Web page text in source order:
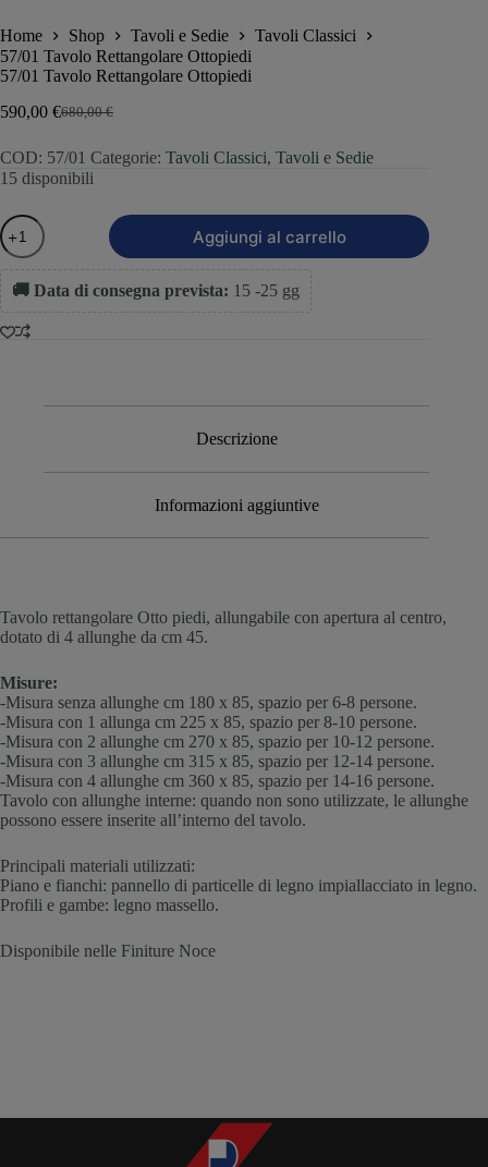
Home Shop Tavoli e Sedie
Tavoli Classici
57/01 Tavolo Rettangolare Ottopiedi
57/01 Tavolo Rettangolare Ottopiedi
680,00€
590,00 €
COD: 57/01 Categorie: Tavoli Classici, Tavoli e Sedie
15 disponibili
Aggiungi al carrello
🚚 Data di consegna prevista: 15 -25 gg
Descrizione
Informazioni aggiuntive
Tavolo rettangolare Otto piedi, allungabile con apertura al centro,
dotato di 4 allunghe da cm 45.
Misure:
-Misura senza allunghe cm 180 x 85, spazio per 6-8 persone.
-Misura con 1 allunga cm 225 x 85, spazio per 8-10 persone.
-Misura con 2 allunghe cm 270 x 85, spazio per 10-12 persone.
-Misura con 3 allunghe cm 315 x 85, spazio per 12-14 persone.
-Misura con 4 allunghe cm 360 x 85, spazio per 14-16 persone.
Tavolo con allunghe interne: quando non sono utilizzate, le allunghe
possono essere inserite all’interno del tavolo.
Principali materiali utilizzati:
Piano e fianchi: pannello di particelle di legno impiallacciato in legno.
Profili e gambe: legno massello.
Disponibile nelle Finiture Noce